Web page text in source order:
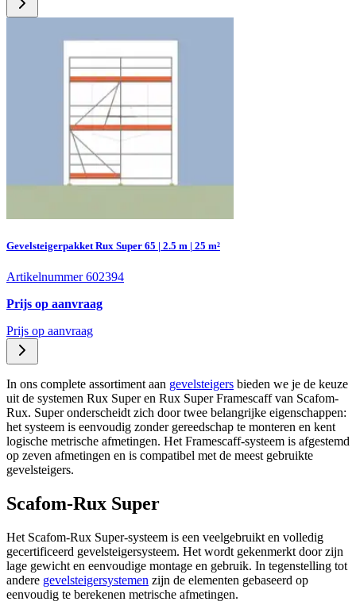
Gevelsteigerpakket Rux Super 65 | 2.5 m | 25 m²
Artikelnummer 602394
Prijs op aanvraag
Prijs op aanvraag
In ons complete assortiment aan gevelsteigers bieden we je de keuze
uit de systemen Rux Super en Rux Super Framescaff van Scafom-
Rux. Super onderscheidt zich door twee belangrijke eigenschappen:
het systeem is eenvoudig zonder gereedschap te monteren en kent
logische metrische afmetingen. Het Framescaff-systeem is afgestemd
op zeven afmetingen en is compatibel met de meest gebruikte
gevelsteigers.
Scafom-Rux Super
Het Scafom-Rux Super-systeem is een veelgebruikt en volledig
gecertificeerd gevelsteigersysteem. Het wordt gekenmerkt door zijn
lage gewicht en eenvoudige montage en gebruik. In tegenstelling tot
andere gevelsteigersystemen zijn de elementen gebaseerd op
eenvoudig te berekenen metrische afmetingen.